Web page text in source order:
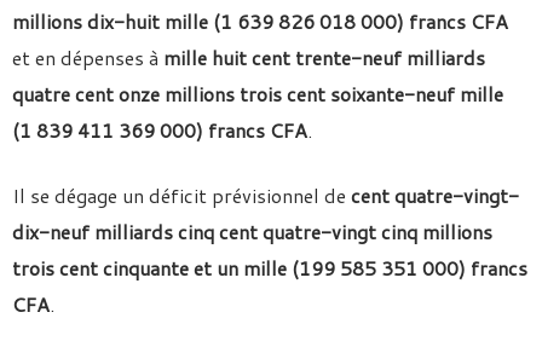
millions dix-huit mille (1 639 826 018 000) francs CFA
et en dépenses à mille huit cent trente-neuf milliards
quatre cent onze millions trois cent soixante-neuf mille
(1 839 411 369 000) francs CFA.
Il se dégage un déficit prévisionnel de cent quatre-vingt-
dix-neuf milliards cinq cent quatre-vingt cinq millions
trois cent cinquante et un mille (199 585 351 000) francs
CFA.